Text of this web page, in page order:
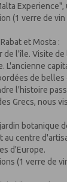
(1 verre de vin
et Mosta :
de l'île. Visite
L'ancienne
de
l'histoire
Grecs, nous
botanique
au centre
d'Europe.
(1 verre de